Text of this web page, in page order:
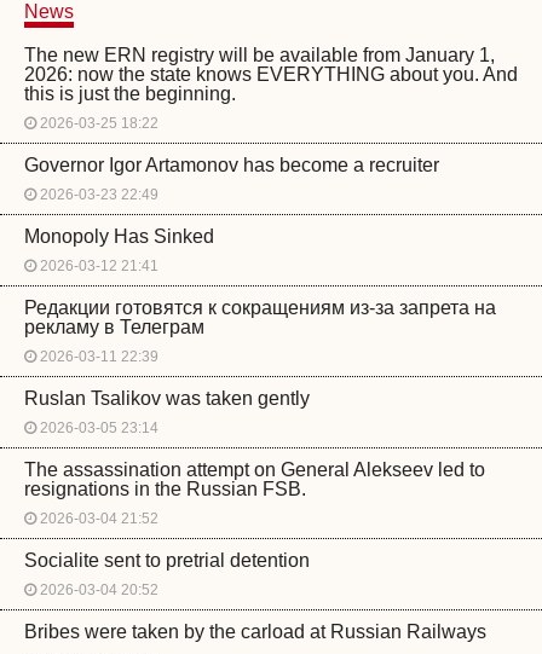
News
The new ERN registry will be available from January 1,
2026: now the state knows EVERYTHING about you. And
this is just the beginning.
2026-03-25 18:22
Governor Igor Artamonov has become a recruiter
2026-03-23 22:49
Monopoly Has Sinked
2026-03-12 21:41
Редакции готовятся к сокращениям из-за запрета на
рекламу в Телеграм
2026-03-11 22:39
Ruslan Tsalikov was taken gently
2026-03-05 23:14
The assassination attempt on General Alekseev led to
resignations in the Russian FSB.
2026-03-04 21:52
Socialite sent to pretrial detention
2026-03-04 20:52
Bribes were taken by the carload at Russian Railways